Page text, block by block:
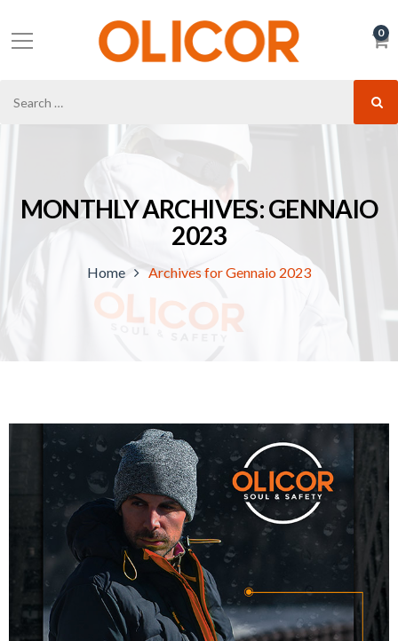
0
MONTHLY ARCHIVES: GENNAIO
2023
Home Archives for Gennaio 2023